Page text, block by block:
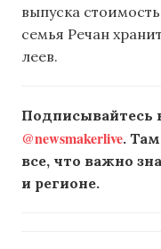
выпуска
семья Речан
леев.
Подписывайтесь
@newsmakerlive.
все, что важно
и регионе.